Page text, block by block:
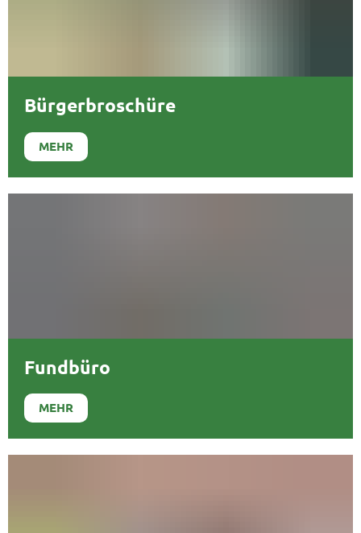
Bürgerbroschüre
MEHR
Fundbüro
MEHR